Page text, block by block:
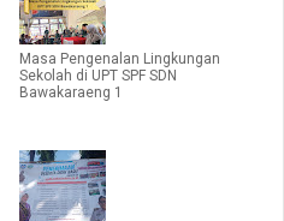
Masa Pengenalan Lingkungan
Sekolah di UPT SPF SDN
Bawakaraeng 1